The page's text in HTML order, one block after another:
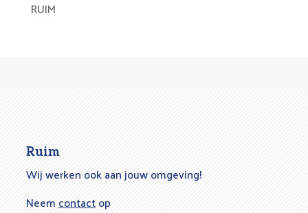
RUIM
Ruim
Wij werken ook aan jouw omgeving!
Neemcontactop